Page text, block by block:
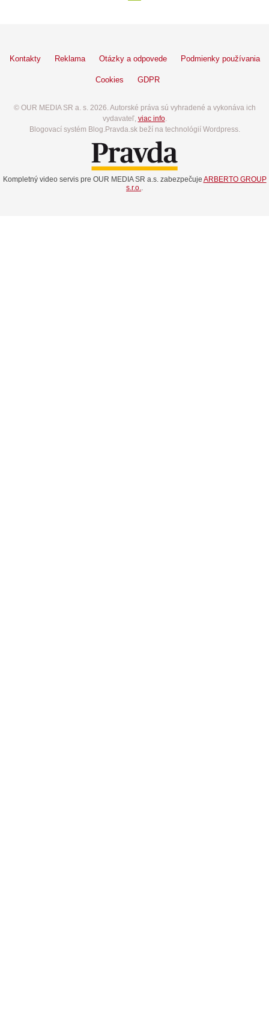
Kontakty Reklama Otázky a odpovede Podmienky používania
Cookies GDPR
© OUR MEDIA SR a. s. 2026. Autorské práva sú vyhradené a vykonáva ich
vydavateľ, viac info.
Blogovací systém Blog.Pravda.sk beží na technológií Wordpress.
Kompletný video servis pre OUR MEDIA SR a.s. zabezpečuje ARBERTO GROUP
s.r.o..